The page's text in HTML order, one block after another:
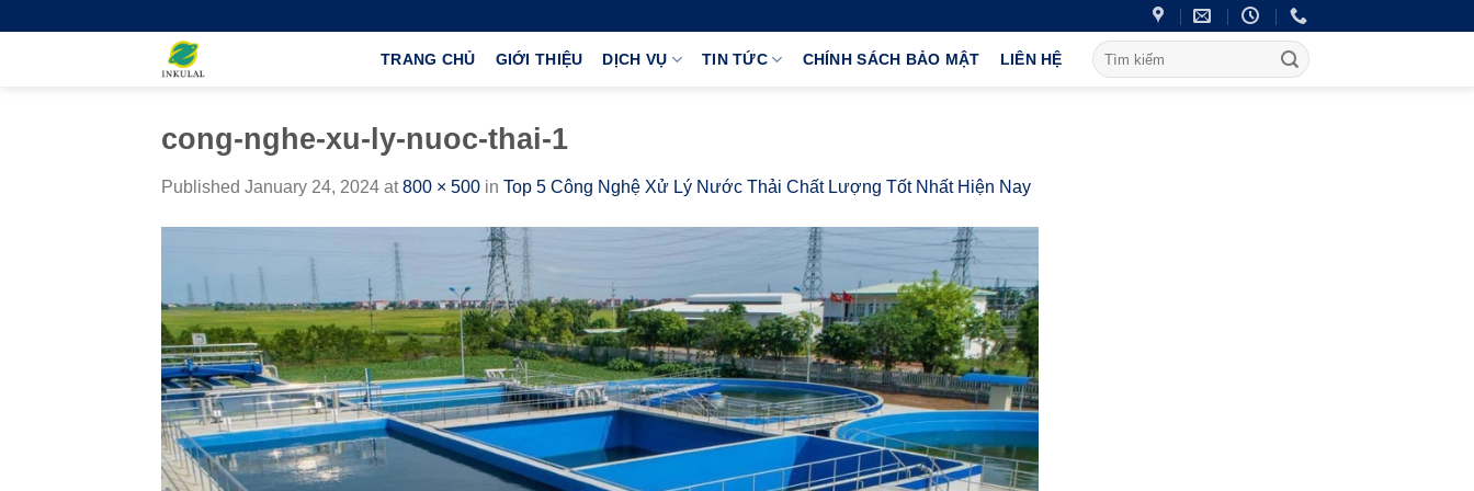
TRANG CHỦ GIỚI THIỆU DỊCH VỤ TIN TỨC CHÍNH SÁCH BẢO MẬT LIÊN HỆ
cong-nghe-xu-ly-nuoc-thai-1
Published January 24, 2024 at800 × 500 in Top 5 Công Nghệ Xử Lý Nước Thải Chất Lượng Tốt Nhất Hiện Nay